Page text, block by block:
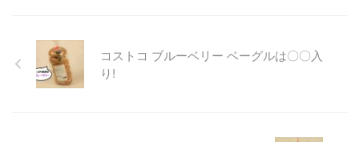
コストコ ブルーベリー ベーグルは〇〇入
り!